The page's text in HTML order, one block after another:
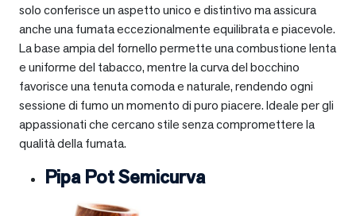
solo conferisce un aspetto unico e distintivo ma assicura
anche una fumata eccezionalmente equilibrata e piacevole.
La base ampia del fornello permette una combustione lenta
e uniforme del tabacco, mentre la curva del bocchino
favorisce una tenuta comoda e naturale, rendendo ogni
sessione di fumo un momento di puro piacere. Ideale per gli
appassionati che cercano stile senza compromettere la
qualità della fumata.
Pipa Pot Semicurva